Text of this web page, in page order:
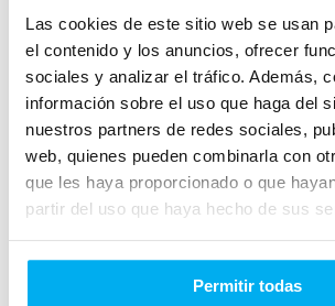
Las cookies de este sitio web se usan
el contenido y los anuncios, ofrecer
sociales y analizar el tráfico. Además,
información sobre el uso que haga del
nuestros partners de redes sociales,
web, quienes pueden combinarla con
que les haya proporcionado o que
partir del uso que haya hecho de sus
Permitir todas
He leído y acepto lasCondiciones legales